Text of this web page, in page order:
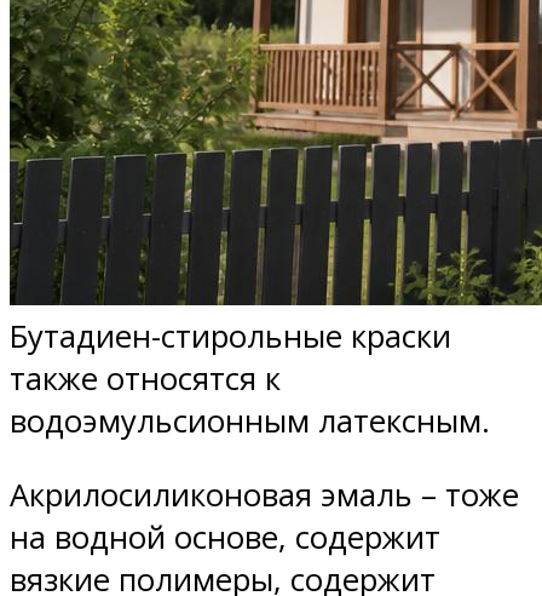
Бутадиен-стирольные краски
также относятся к
водоэмульсионным латексным.
Акрилосиликоновая эмаль – тоже
на водной основе, содержит
вязкие полимеры, содержит